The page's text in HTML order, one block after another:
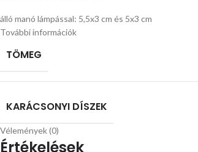
álló manó lámpással: 5,5x3 cm és 5x3 cm
További információk
TÖMEG
KARÁCSONYI DÍSZEK
Vélemények (0)
Értékelések